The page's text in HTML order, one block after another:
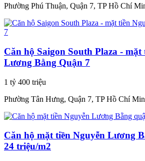
Phường Phú Thuận, Quận 7, TP Hồ Chí
Căn hộ Saigon South Plaza - mặt
Lương Bằng Quận 7
1 tỷ 400 triệu
Phường Tân Hưng, Quận 7, TP Hồ Chí
Căn hộ mặt tiền Nguyễn Lương
24 triệu/m2